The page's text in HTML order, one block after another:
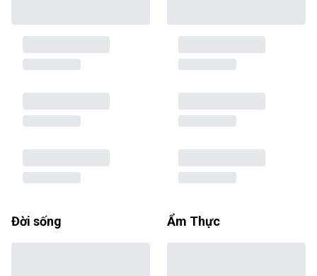
Đời sống Ẩm Thực